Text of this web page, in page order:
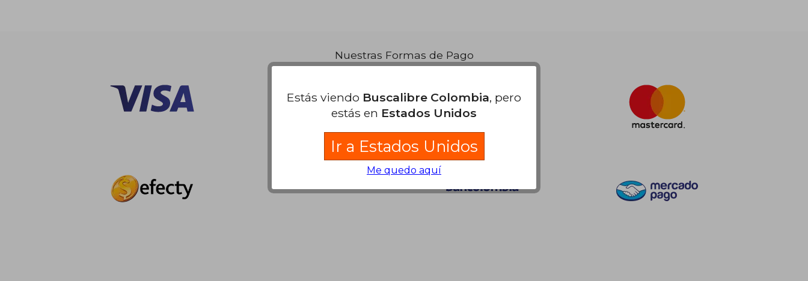
Nuestras Formas de Pago
Estás viendo Buscalibre Colombia, pero
estás en Estados Unidos
Ir a Estados Unidos
Me quedo aquí